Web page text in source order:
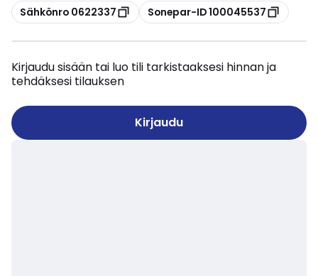
Kopioi
Sähkönro 0622337 Kopioi
Sonepar-ID 100045537
Kirjaudu sisään tai luo tili tarkistaaksesi hinnan ja
tehdäksesi tilauksen
Kirjaudu